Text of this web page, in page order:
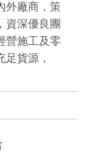
外廠商，策
資深優良團
營施工及零
貨源，